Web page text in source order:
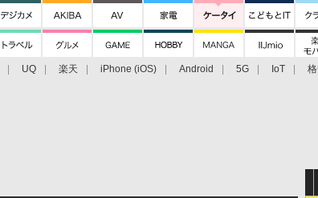
UQ 楽天 iPhone (iOS) Android 5G IoT